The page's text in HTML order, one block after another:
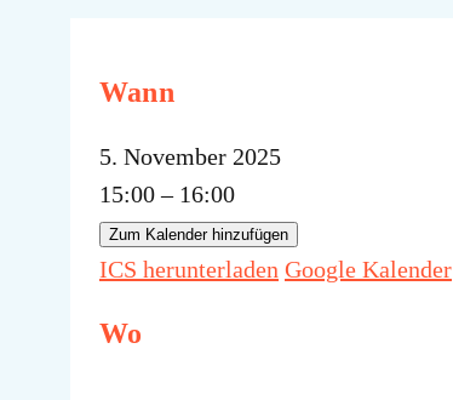
Wann
5. November 2025
15:00 – 16:00
Zum Kalender hinzufügen
ICS herunterladen Google Kalender
Wo